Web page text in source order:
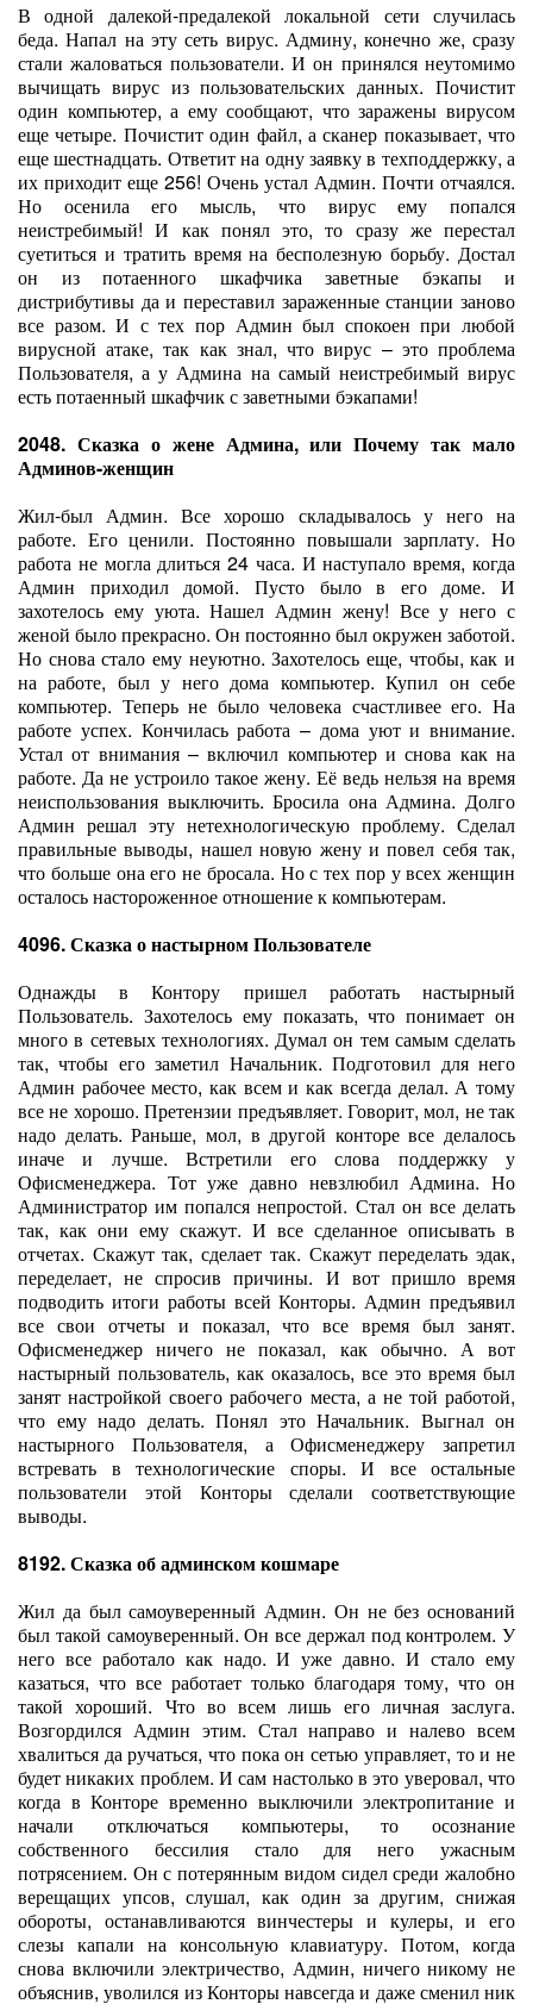
В одной далекой-предалекой локальной сети случилась
беда. Напал на эту сеть вирус. Админу, конечно же, сразу
стали жаловаться пользователи. И он принялся неутомимо
вычищать вирус из пользовательских данных. Почистит
один компьютер, а ему сообщают, что заражены вирусом
еще четыре. Почистит один файл, а сканер показывает, что
еще шестнадцать. Ответит на одну заявку в техподдержку, а
их приходит еще 256! Очень устал Админ. Почти отчаялся.
Но осенила его мысль, что вирус ему попался
неистребимый! И как понял это, то сразу же перестал
суетиться и тратить время на бесполезную борьбу. Достал
он из потаенного шкафчика заветные бэкапы и
дистрибутивы да и переставил зараженные станции заново
все разом. И с тех пор Админ был спокоен при любой
вирусной атаке, так как знал, что вирус – это проблема
Пользователя, а у Админа на самый неистребимый вирус
есть потаенный шкафчик с заветными бэкапами!
2048. Сказка о жене Админа, или Почему так мало
Админов-женщин
Жил-был Админ. Все хорошо складывалось у него на
работе. Его ценили. Постоянно повышали зарплату. Но
работа не могла длиться 24 часа. И наступало время, когда
Админ приходил домой. Пусто было в его доме. И
захотелось ему уюта. Нашел Админ жену! Все у него с
женой было прекрасно. Он постоянно был окружен заботой.
Но снова стало ему неуютно. Захотелось еще, чтобы, как и
на работе, был у него дома компьютер. Купил он себе
компьютер. Теперь не было человека счастливее его. На
работе успех. Кончилась работа – дома уют и внимание.
Устал от внимания – включил компьютер и снова как на
работе. Да не устроило такое жену. Её ведь нельзя на время
неиспользования выключить. Бросила она Админа. Долго
Админ решал эту нетехнологическую проблему. Сделал
правильные выводы, нашел новую жену и повел себя так,
что больше она его не бросала. Но с тех пор у всех женщин
осталось настороженное отношение к компьютерам.
4096. Сказка о настырном Пользователе
Однажды в Контору пришел работать настырный
Пользователь. Захотелось ему показать, что понимает он
много в сетевых технологиях. Думал он тем самым сделать
так, чтобы его заметил Начальник. Подготовил для него
Админ рабочее место, как всем и как всегда делал. А тому
все не хорошо. Претензии предъявляет. Говорит, мол, не так
надо делать. Раньше, мол, в другой конторе все делалось
иначе и лучше. Встретили его слова поддержку у
Офисменеджера. Тот уже давно невзлюбил Админа. Но
Администратор им попался непростой. Стал он все делать
так, как они ему скажут. И все сделанное описывать в
отчетах. Скажут так, сделает так. Скажут переделать эдак,
переделает, не спросив причины. И вот пришло время
подводить итоги работы всей Конторы. Админ предъявил
все свои отчеты и показал, что все время был занят.
Офисменеджер ничего не показал, как обычно. А вот
настырный пользователь, как оказалось, все это время был
занят настройкой своего рабочего места, а не той работой,
что ему надо делать. Понял это Начальник. Выгнал он
настырного Пользователя, а Офисменеджеру запретил
встревать в технологические споры. И все остальные
пользователи этой Конторы сделали соответствующие
выводы.
8192. Сказка об админском кошмаре
Жил да был самоуверенный Админ. Он не без оснований
был такой самоуверенный. Он все держал под контролем. У
него все работало как надо. И уже давно. И стало ему
казаться, что все работает только благодаря тому, что он
такой хороший. Что во всем лишь его личная заслуга.
Возгордился Админ этим. Стал направо и налево всем
хвалиться да ручаться, что пока он сетью управляет, то и не
будет никаких проблем. И сам настолько в это уверовал, что
когда в Конторе временно выключили электропитание и
начали отключаться компьютеры, то осознание
собственного бессилия стало для него ужасным
потрясением. Он с потерянным видом сидел среди жалобно
верещащих упсов, слушал, как один за другим, снижая
обороты, останавливаются винчестеры и кулеры, и его
слезы капали на консольную клавиатуру. Потом, когда
снова включили электричество, Админ, ничего никому не
объяснив, уволился из Конторы навсегда и даже сменил ник